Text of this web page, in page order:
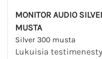
MONITOR AUDIO
MUSTA
Silver 300 musta
Lukuisia